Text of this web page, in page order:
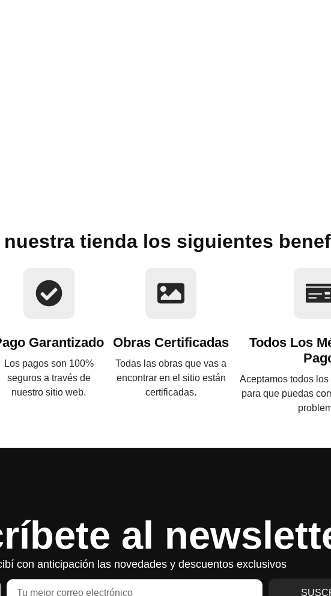
nuestra tienda los siguientes
Garantizado
Los pagos son 100%
seguros a través de
nuestro sitio web.
Obras Certificadas
Todas las obras que vas a
encontrar en el sitio están
certificadas.
Todos Los
Aceptamos todos
para que puedas
al
con anticipación las novedades y descuentos exclusivos